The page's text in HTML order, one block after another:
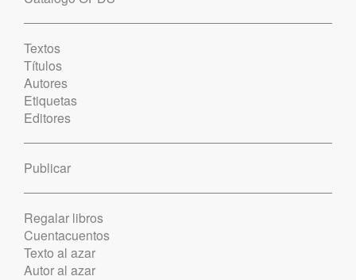
Textos
Títulos
Autores
Etiquetas
Editores
Publicar
Regalar libros
Cuentacuentos
Texto al azar
Autor al azar